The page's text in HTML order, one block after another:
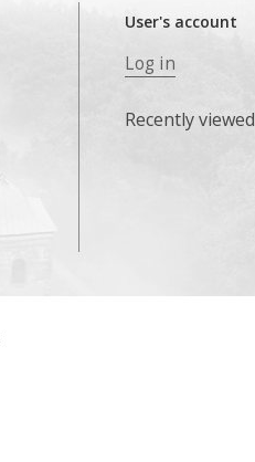
User's account
Log in
Recently viewed